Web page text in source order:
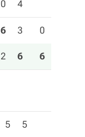
0 4
6 3 0
2 6 6
5 5